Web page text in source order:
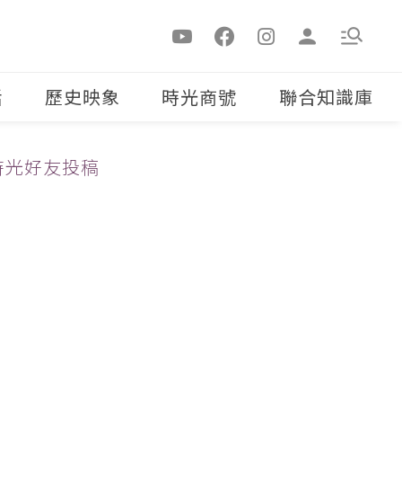
歷史映象 時光商號 聯合知識庫
好友投稿